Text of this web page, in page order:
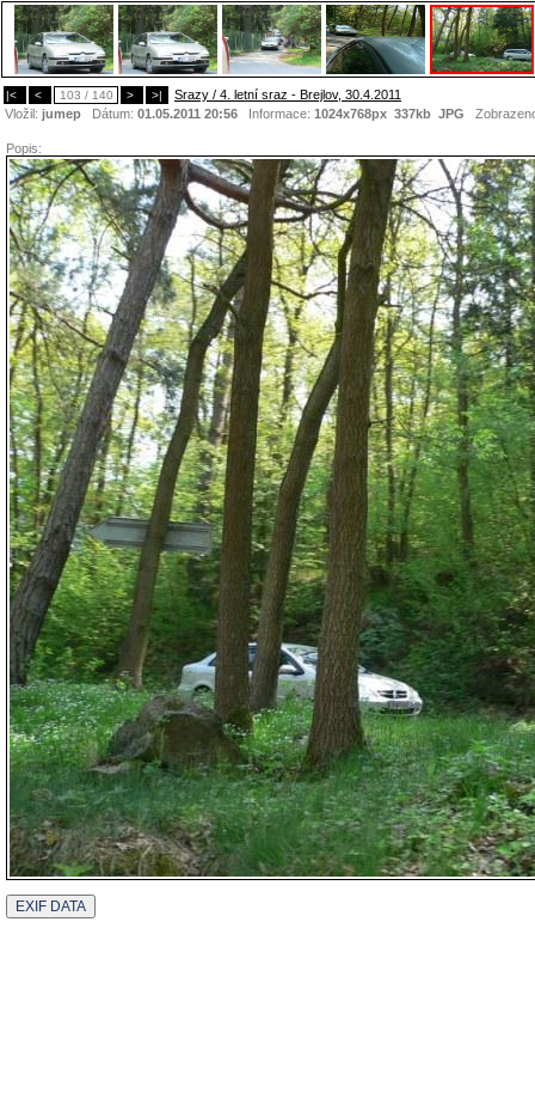
|< < 103 / 140 > >|
Srazy / 4. letní sraz - Brejlov, 30.4.2011
Vložil: jumep Dátum: 01.05.2011 20:56 Informace: 1024x768px 337kb JPG
Popis: